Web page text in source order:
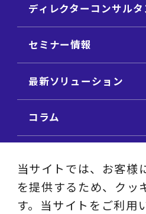
ディレクターコンサル
セミナー情報
最新ソリューション
コラム
ビジネステーマ解説集
当サイトでは、お客様
を提供するため、クッ
す。当サイトをご利用